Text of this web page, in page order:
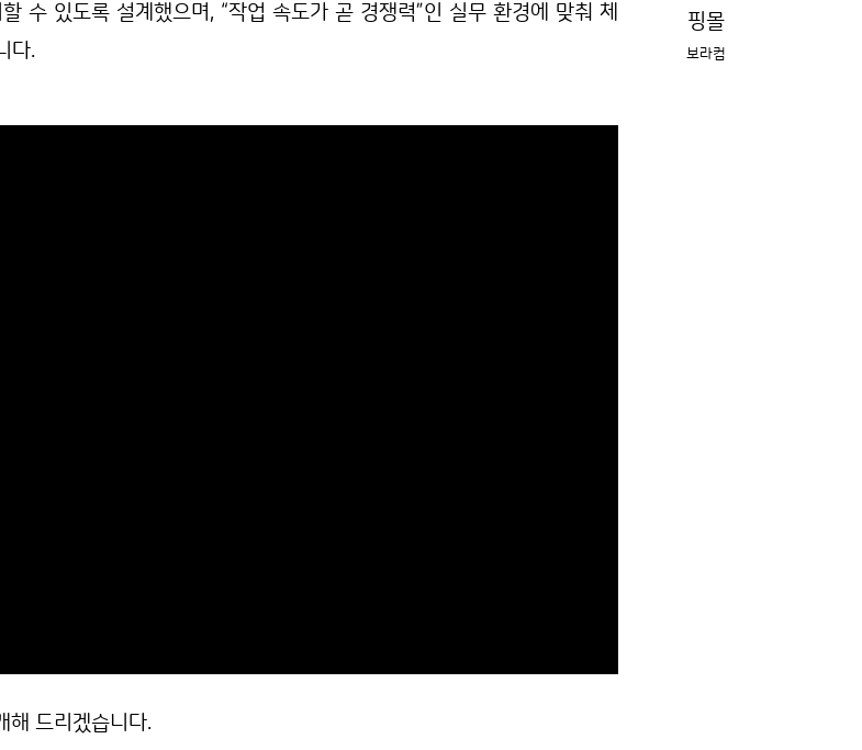
수 있도록 설계했으며, “작업 속도가 곧 경쟁력”인 실무 환경에 맞춰 체
다.
해 드리겠습니다.
보라컴